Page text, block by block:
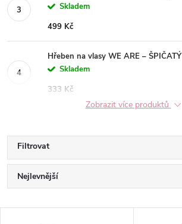
Skladem
499 Kč
Hřeben na vlasy WE ARE – ŠPIČATÝ
Skladem
333 Kč
Zobrazit více produktů
Filtrovat
Ř
a
Nejlevnější